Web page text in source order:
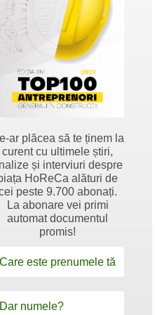
ar plăcea să te ținem la
curent cu ultimele știri,
și interviuri despre
HoReCa alături de
peste 9.700 abonați.
La abonare vei primi
automat documentul
promis!